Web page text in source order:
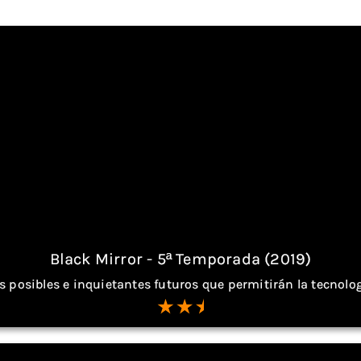
Black Mirror - 5ª Temporada (2019)
posibles e inquietantes futuros que permitirán la